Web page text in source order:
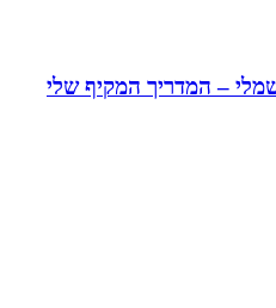
– המדריך המקיף שלי